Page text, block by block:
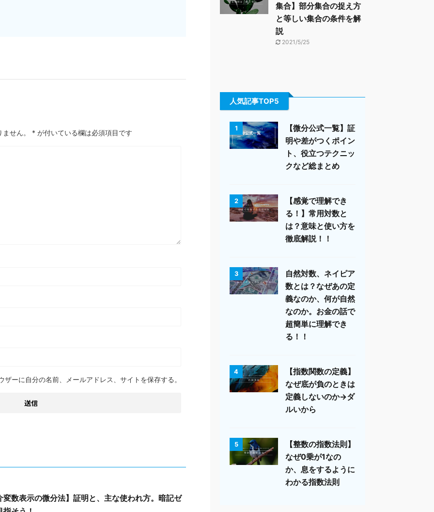
せん。 * が付いている欄は必須項目です
ーに自分の名前、メールアドレス、サイトを保存する。
変数表示の微分法】証明と、主な使われ方。暗記ゼ
集合】部分集合の捉え方
と等しい集合の条件を解
説
2021/5/25
人気記事TOP5
1
【微分公式一覧】証
明や差がつくポイン
ト、役立つテクニッ
クなど総まとめ
2
【感覚で理解でき
る！】常用対数と
は？意味と使い方を
徹底解説！！
3
自然対数、ネイピア
数とは？なぜあの定
義なのか、何が自然
なのか。お金の話で
超簡単に理解でき
る！！
4
【指数関数の定義】
なぜ底が負のときは
定義しないのか→ダ
ルいから
5
【整数の指数法則】
なぜ0乗が1なの
か、息をするように
わかる指数法則